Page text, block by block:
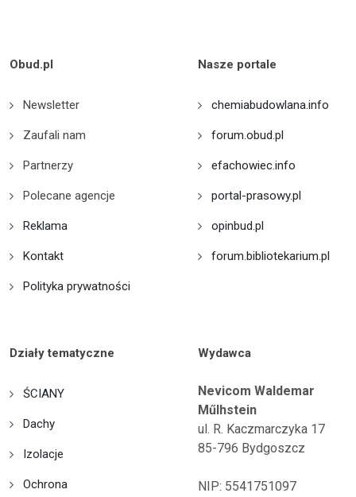
Obud.pl
Newsletter
Zaufali nam
Partnerzy
Polecane agencje
Reklama
Kontakt
Polityka prywatności
Nasze portale
chemiabudowlana.info
forum.obud.pl
efachowiec.info
portal-prasowy.pl
opinbud.pl
forum.bibliotekarium.pl
Działy tematyczne
ŚCIANY
Dachy
Izolacje
Ochrona
Wydawca
Nevicom Waldemar
Műlhstein
ul. R. Kaczmarczyka 17
85-796 Bydgoszcz
NIP: 5541751097